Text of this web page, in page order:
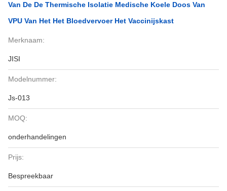
Van De De Thermische Isolatie Medische Koele Doos Van
VPU Van Het Het Bloedvervoer Het Vaccinijskast
Merknaam:
JISI
Modelnummer:
Js-013
MOQ:
onderhandelingen
Prijs:
Bespreekbaar